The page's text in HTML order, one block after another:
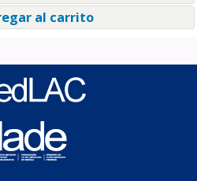
al carrito